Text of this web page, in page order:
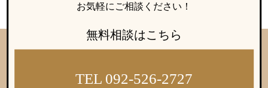
お気軽にご相談ください！
無料相談はこちら
TEL 092-526-2727